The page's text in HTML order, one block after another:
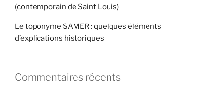
(contemporain de Saint Louis)
Le toponyme SAMER : quelques éléments
d’explications historiques
Commentaires récents